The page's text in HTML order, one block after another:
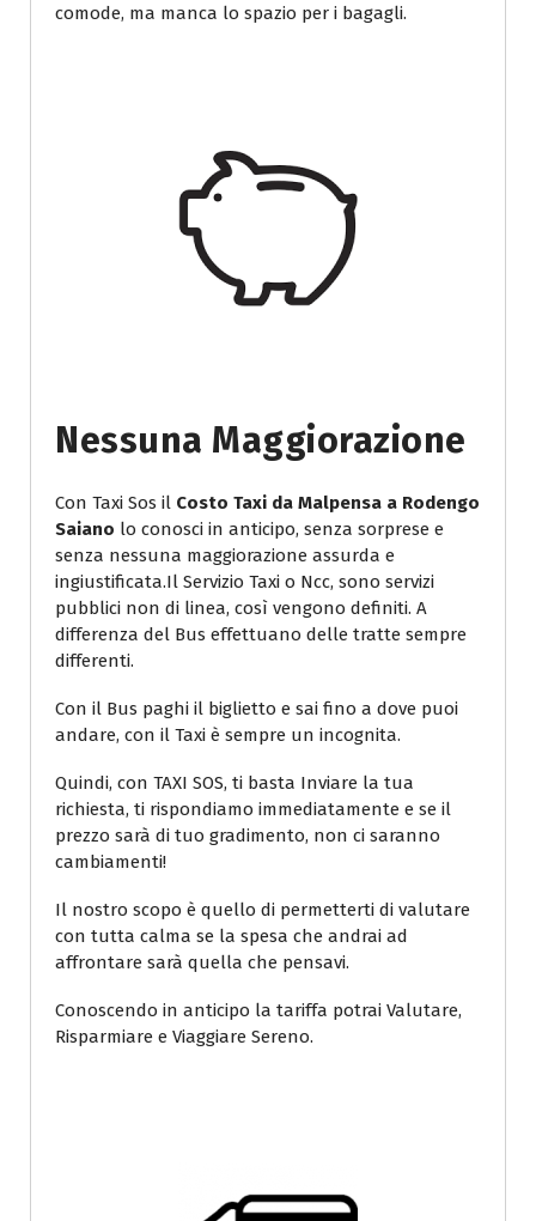
comode, ma manca lo spazio per i bagagli.
Nessuna Maggiorazione
Con Taxi Sos il Costo Taxi da Malpensa a Rodengo
Saiano lo conosci in anticipo, senza sorprese e
senza nessuna maggiorazione assurda e
ingiustificata.Il Servizio Taxi o Ncc, sono servizi
pubblici non di linea, così vengono definiti. A
differenza del Bus effettuano delle tratte sempre
differenti.
Con il Bus paghi il biglietto e sai fino a dove puoi
andare, con il Taxi è sempre un incognita.
Quindi, con TAXI SOS, ti basta Inviare la tua
richiesta, ti rispondiamo immediatamente e se il
prezzo sarà di tuo gradimento, non ci saranno
cambiamenti!
Il nostro scopo è quello di permetterti di valutare
con tutta calma se la spesa che andrai ad
affrontare sarà quella che pensavi.
Conoscendo in anticipo la tariffa potrai Valutare,
Risparmiare e Viaggiare Sereno.